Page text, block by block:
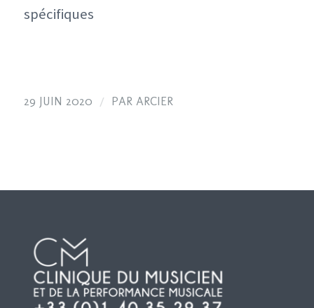
spécifiques
29 JUIN 2020 / PAR ARCIER